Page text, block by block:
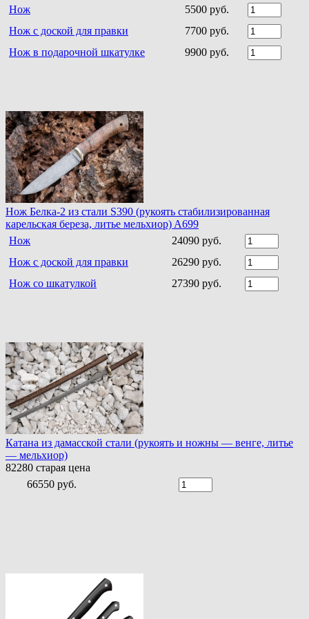
Нож
5500 руб.
Нож с доской для правки
7700 руб.
Нож в подарочной шкатулке
9900 руб.
Нож Белка-2 из стали S390 (рукоять стабилизированная
карельская береза, литье мельхиор) A699
Нож
24090 руб.
Нож с доской для правки
26290 руб.
Нож со шкатулкой
27390 руб.
Катана из дамасской стали (рукоять и ножны — венге, литье
— мельхиор)
82280 старая цена
66550 руб.